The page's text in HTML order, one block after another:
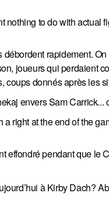
nothing to do with actual
rapidement.
joueurs qui perdaient
coups donnés après les
envers Sam Carrick...
right at the end of the
effondré pendant que
à Kirby Dach?